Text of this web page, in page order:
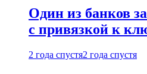
Один из банков
с привязкой к
2 года спустя2 года спустя